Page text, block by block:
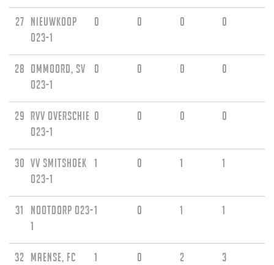
27 Nieuwkoop
O23-1
0 0 0 0
28 Ommoord, sv
O23-1
0 0 0 0
29 RVV Overschie
O23-1
0 0 0 0
30 vv Smitshoek
O23-1
1 0 1 1
31
Nootdorp O23-
1
1 0 1 1
32 Maense, FC
1 0 2 3